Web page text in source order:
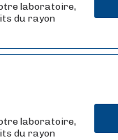
laboratoire,
du rayon
laboratoire,
du rayon